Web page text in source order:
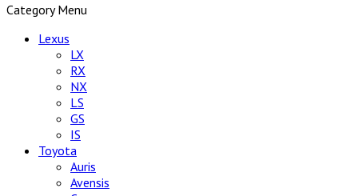
Category Menu
Lexus
LX
RX
NX
LS
GS
IS
Toyota
Auris
Avensis